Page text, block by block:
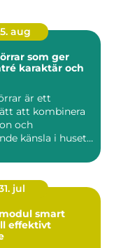
aug
som ger
karaktär och
är ett
att kombinera
och
känsla i husets
jul
smart
effektivt